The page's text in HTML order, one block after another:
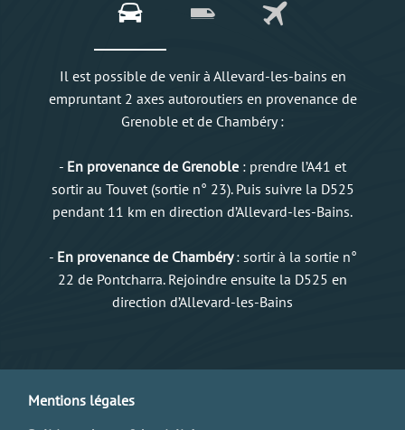
Il est possible de venir à Allevard-les-bains en
empruntant 2 axes autoroutiers en provenance de
Grenoble et de Chambéry :
- En provenance de Grenoble : prendre l’A41 et
sortir au Touvet (sortie n° 23). Puis suivre la D525
pendant 11 km en direction d’Allevard-les-Bains.
- En provenance de Chambéry: sortir à la sortie n°
22 de Pontcharra. Rejoindre ensuite la D525 en
direction d’Allevard-les-Bains
Mentions légales